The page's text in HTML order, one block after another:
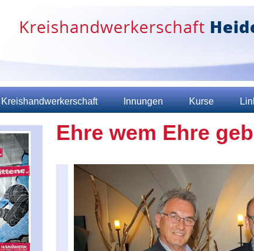
Kreishandwerkerschaft Innungen Kurse
Ehre wem Ehre